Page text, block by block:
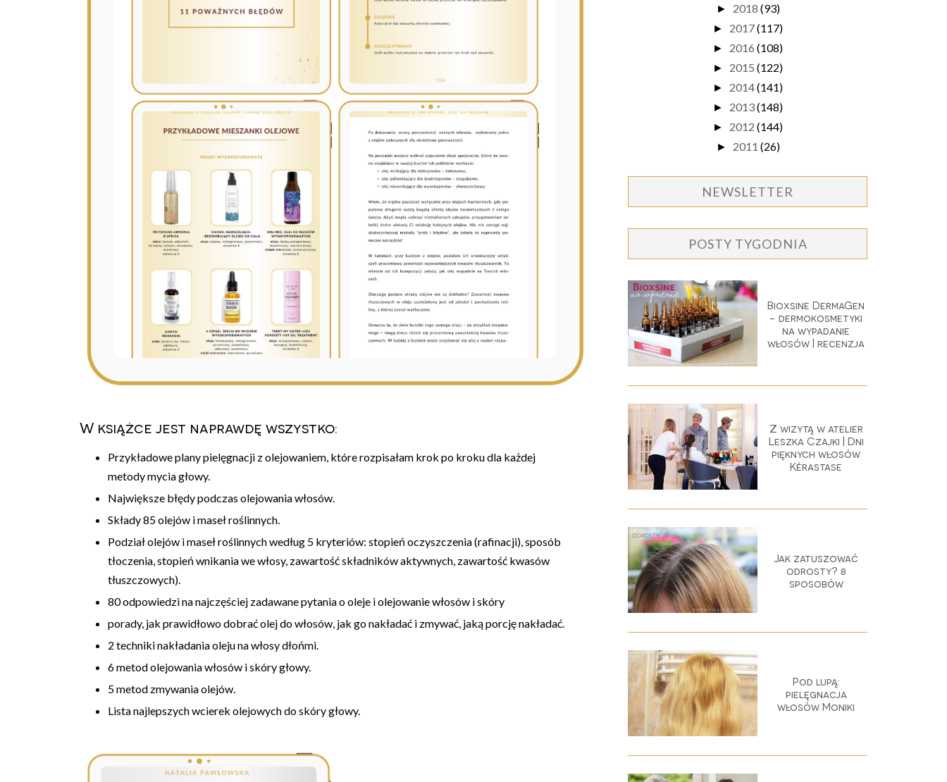
W książce jest naprawdę wszystko:
Przykładowe plany pielęgnacji z olejowaniem, które rozpisałam krok po kroku dla każdej
metody mycia głowy.
Największe błędy podczas olejowania włosów.
Składy 85 olejów i maseł roślinnych.
Podział olejów i maseł roślinnych według 5 kryteriów: stopień oczyszczenia (rafinacji), sposób
tłoczenia, stopień wnikania we włosy, zawartość składników aktywnych, zawartość kwasów
tłuszczowych).
80 odpowiedzi na najczęściej zadawane pytania o oleje i olejowanie włosów i skóry
porady, jak prawidłowo dobrać olej do włosów, jak go nakładać i zmywać, jaką porcję nakładać.
2 techniki nakładania oleju na włosy dłońmi.
6 metod olejowania włosów i skóry głowy.
5 metod zmywania olejów.
Lista najlepszych wcierek olejowych do skóry głowy.
► 2018 (93)
► 2017(117)
► 2016 (108)
► 2015 (122)
► 2014(141)
► 2013(148)
► 2012 (144)
► 2011 (26)
NEWSLETTER
POSTY TYGODNIA
Bioxsine DermaGen
- dermokosmetyki
na wypadanie
włosów | recenzja
Z wizytą w atelier
Leszka Czajki | Dni
pięknych włosów
Kérastase
Jak zatuszować
odrosty? 8
sposobów
Pod lupą:
pielęgnacja
włosów Moniki